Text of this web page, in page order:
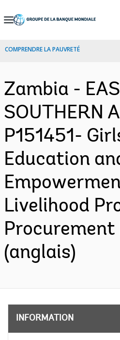
Skip
Navigation
COMPRENDRE LA PAUVRETÉ
Zambia -
SOUTHERN
P151451-
Education
Livelihood
Procurement
(anglais)
INFORMATION